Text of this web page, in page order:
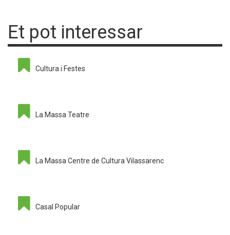
Et pot interessar
Cultura i Festes
La Massa Teatre
La Massa Centre de Cultura Vilassarenc
Casal Popular